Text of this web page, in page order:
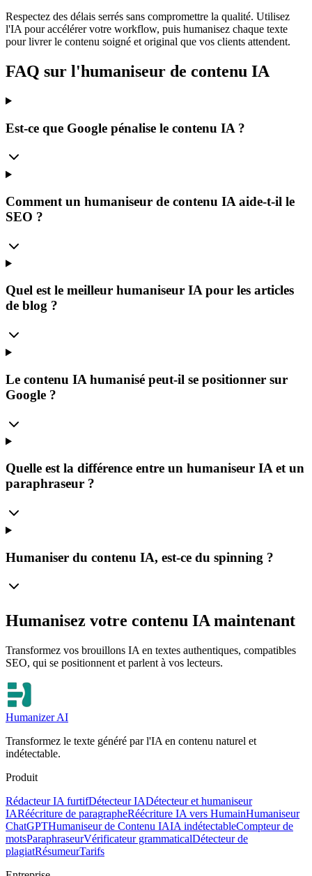
Respectez des délais serrés sans compromettre la qualité. Utilisez
l'IA pour accélérer votre workflow, puis humanisez chaque texte
pour livrer le contenu soigné et original que vos clients attendent.
FAQ sur l'humaniseur de contenu IA
Est-ce que Google pénalise le contenu IA ?
Comment un humaniseur de contenu IA aide-t-il le
SEO ?
Quel est le meilleur humaniseur IA pour les articles
de blog ?
Le contenu IA humanisé peut-il se positionner sur
Google ?
Quelle est la différence entre un humaniseur IA et un
paraphraseur ?
Humaniser du contenu IA, est-ce du spinning ?
Humanisez votre contenu IA maintenant
Transformez vos brouillons IA en textes authentiques, compatibles
SEO, qui se positionnent et parlent à vos lecteurs.
Humanizer AI
Transformez le texte généré par l'IA en contenu naturel et
indétectable.
Produit
Rédacteur IA furtifDétecteur IADétecteur et humaniseur
IARéécriture de paragrapheRéécriture IA vers HumainHumaniseur
ChatGPTHumaniseur de Contenu IAIA indétectableCompteur de
motsParaphraseurVérificateur grammaticalDétecteur de
plagiatRésumeurTarifs